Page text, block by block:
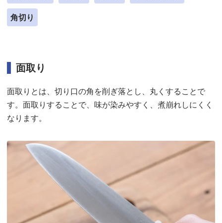
角切り
面取り
面取りとは、切り口の角を削ぎ落とし、丸くすることで
す。面取りすることで、味が染みやすく、煮崩れしにくく
なります。